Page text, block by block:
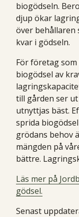
biogödseln.
djup ökar
över behållaren
kvar i gödseln.
För företag
biogödsel av
till gården ser
utnyttjas bäst.
sprida
grödans behov
mängden på
bättre.
Läs mer på
gödsel.
Senast